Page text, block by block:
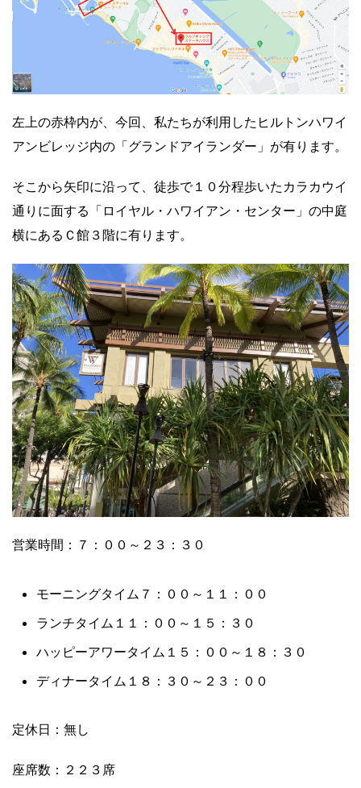
左上の赤枠内が、今回、私たちが利用したヒルトンハワイ
アンビレッジ内の「グランドアイランダー」が有ります。
そこから矢印に沿って、徒歩で１０分程歩いたカラカウイ
通りに面する「ロイヤル・ハワイアン・センター」の中庭
横にあるＣ館３階に有ります。
営業時間：７：００～２３：３０
モーニングタイム７：００～１１：００
ランチタイム１１：００～１５：３０
ハッピーアワータイム１５：００～１８：３０
ディナータイム１８：３０～２３：００
定休日：無し
座席数：２２３席